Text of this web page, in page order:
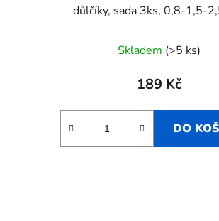
důlčíky, sada 3ks, 0,8-1,5-
Skladem (>5 ks)
189 Kč
DO